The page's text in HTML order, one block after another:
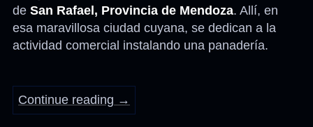
de San Rafael, Provincia de Mendoza. Allí, en
esa maravillosa ciudad cuyana, se dedican a la
actividad comercial instalando una panadería.
Continue reading →